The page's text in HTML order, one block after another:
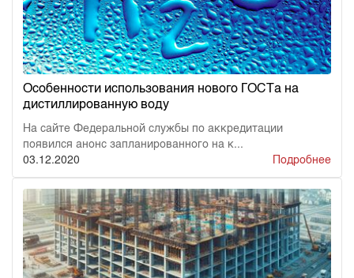
Особенности использования нового ГОСТа на
дистиллированную воду
На сайте Федеральной службы по аккредитации
появился анонс запланированного на к...
03.12.2020
Подробнее